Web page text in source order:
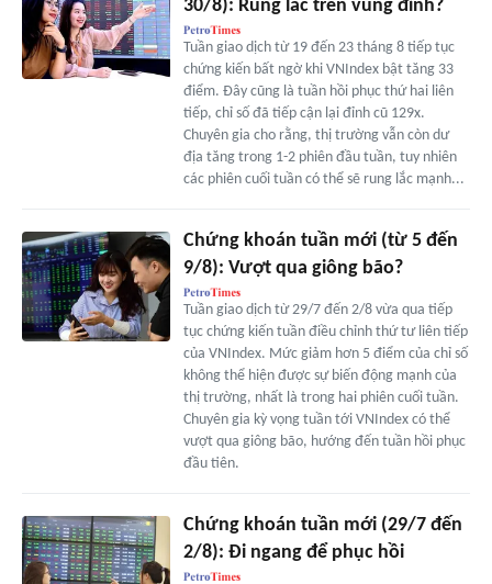
30/8): Rung lắc trên vùng đỉnh?
Tuần giao dịch từ 19 đến 23 tháng 8 tiếp tục
chứng kiến bất ngờ khi VNIndex bật tăng 33
điểm. Đây cũng là tuần hồi phục thứ hai liên
tiếp, chỉ số đã tiếp cận lại đỉnh cũ 129x.
Chuyên gia cho rằng, thị trường vẫn còn dư
địa tăng trong 1-2 phiên đầu tuần, tuy nhiên
các phiên cuối tuần có thể sẽ rung lắc mạnh...
Chứng khoán tuần mới (từ 5 đến
9/8): Vượt qua giông bão?
Tuần giao dịch từ 29/7 đến 2/8 vừa qua tiếp
tục chứng kiến tuần điều chỉnh thứ tư liên tiếp
của VNIndex. Mức giảm hơn 5 điểm của chỉ số
không thể hiện được sự biến động mạnh của
thị trường, nhất là trong hai phiên cuối tuần.
Chuyên gia kỳ vọng tuần tới VNIndex có thể
vượt qua giông bão, hướng đến tuần hồi phục
đầu tiên.
Chứng khoán tuần mới (29/7 đến
2/8): Đi ngang để phục hồi